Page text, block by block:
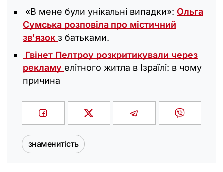
«В мене були унікальні випадки»: Ольга
Сумська розповіла про містичний
зв'язок з батьками.
Гвінет Пелтроу розкритикували через
рекламу елітного житла в Ізраїлі: в чому
причина
знаменитість